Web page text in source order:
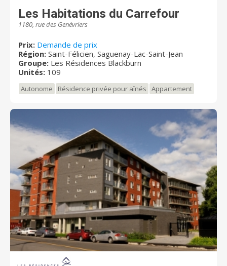
Les Habitations du Carrefour
1180, rue des Genévriers
Prix: Demande de prix
Région: Saint-Félicien, Saguenay-Lac-Saint-Jean
Groupe: Les Résidences Blackburn
Unités: 109
Autonome Résidence privée pour aînés Appartement